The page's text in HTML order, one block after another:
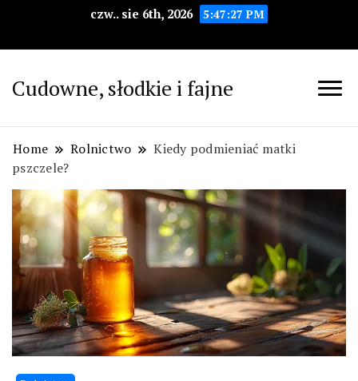
czw.. sie 6th, 2026 5:47:28 PM
Cudowne, słodkie i fajne
Home Rolnictwo
Kiedy podmieniać matki
pszczele?